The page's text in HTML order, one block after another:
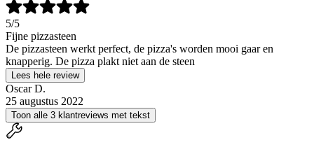
5/5
Fijne pizzasteen
De pizzasteen werkt perfect, de pizza's worden mooi gaar en
knapperig. De pizza plakt niet aan de steen
Lees hele review
Oscar D.
25 augustus 2022
Toon alle 3 klantreviews met tekst